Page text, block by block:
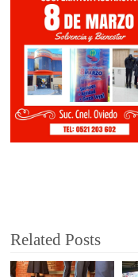
Related Posts